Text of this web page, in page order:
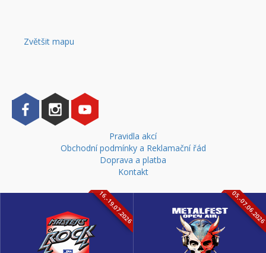
Zvětšit mapu
Pravidla akcí
Obchodní podmínky a Reklamační řád
Doprava a platba
Kontakt
16.-19.07.2026 05.-